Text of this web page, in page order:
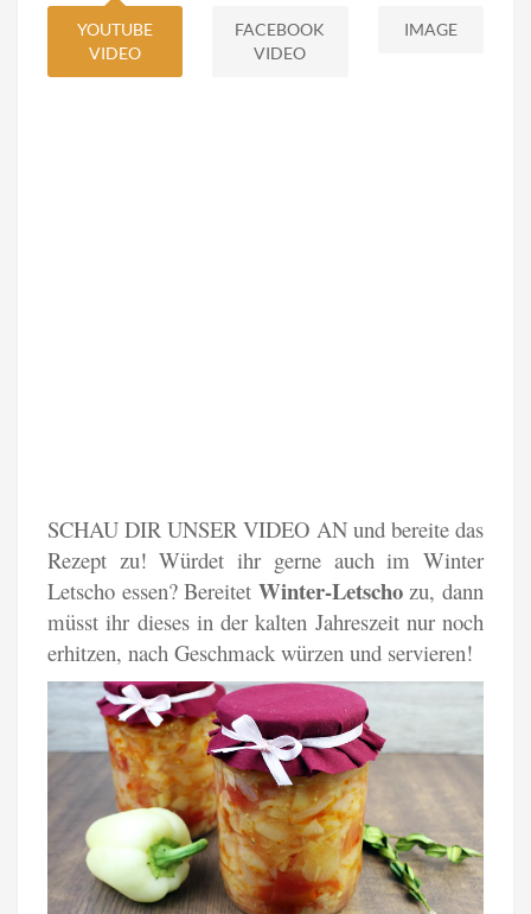
YOUTUBE
VIDEO
FACEBOOK
VIDEO
IMAGE
SCHAU DIR UNSER VIDEO AN und bereite das
Rezept zu! Würdet ihr gerne auch im Winter
Letscho essen? Bereitet Winter-Letschozu, dann
müsst ihr dieses in der kalten Jahreszeit nur noch
erhitzen, nach Geschmack würzen und servieren!